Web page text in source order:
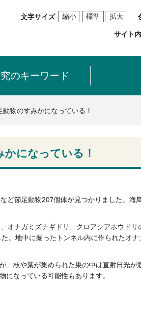
文字サイズ 縮小 標準 拡大
サイト
のキーワード
物のすみかになっている！
になっている！
節足動物207個体が見つかりました。海
ナガミズナギドリ、クロアシアホウド
。地中に掘ったトンネル内に作られたオ
枝や葉が集められた巣の中は直射日光
なっている可能性もあります。